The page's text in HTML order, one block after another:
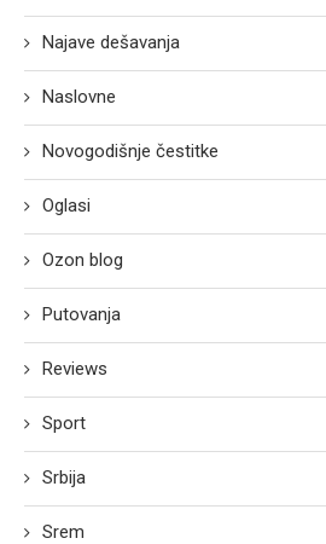
Najave dešavanja
Naslovne
Novogodišnje čestitke
Oglasi
Ozon blog
Putovanja
Reviews
Sport
Srbija
Srem